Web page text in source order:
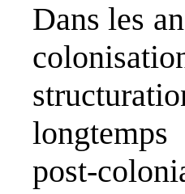
Dans les
longtemps
post-